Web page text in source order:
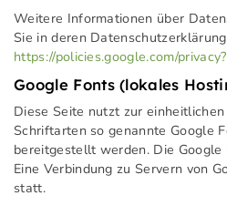
Weitere Informationen über
Sie in deren
https://policies.google.com/
Google Fonts (lokales
Diese Seite nutzt zur
Schriftarten so genannte Google
bereitgestellt werden. Die
Eine Verbindung zu Servern von
statt.